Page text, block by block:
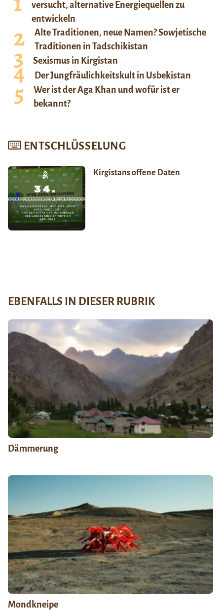
versucht, alternative Energiequellen zu
entwickeln
Alte Traditionen, neue Namen? Sowjetische
Traditionen in Tadschikistan
Sexismus in Kirgistan
Der Jungfräulichkeitskult in Usbekistan
Wer ist der Aga Khan und wofür ist er
bekannt?
ENTSCHLÜSSELUNG
Kirgistans offene Daten
EBENFALLS IN DIESER RUBRIK
Dämmerung
Mondkneipe